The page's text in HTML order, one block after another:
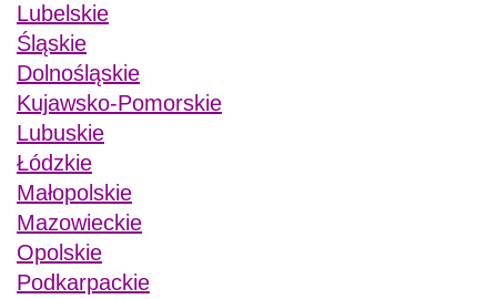
Lubelskie
Śląskie
Dolnośląskie
Kujawsko-Pomorskie
Lubuskie
Łódzkie
Małopolskie
Mazowieckie
Opolskie
Podkarpackie